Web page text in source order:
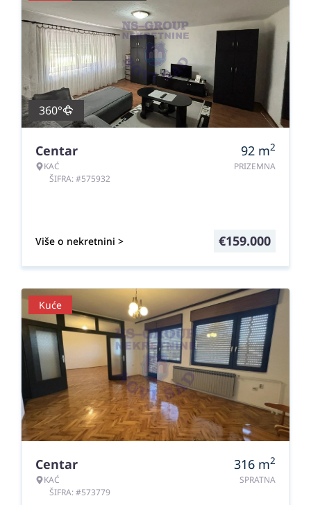
360°
Centar
KAĆ
ŠIFRA: #575932
92 m2
PRIZEMNA
Više o nekretnini > €159.000
Kuće
Centar
KAĆ
ŠIFRA: #573779
316 m2
SPRATNA